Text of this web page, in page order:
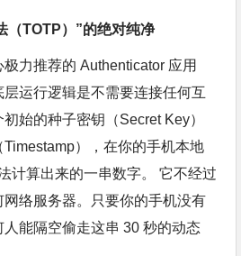
（TOTP）”的绝对纯净
力推荐的 Authenticator 应用
层运行逻辑是不需要连接任何互
始的种子密钥（Secret Key）
），在你的手机本地
计算出来的一串数字。 它不经过
络服务器。只要你的手机没有
能隔空偷走这串 30 秒的动态